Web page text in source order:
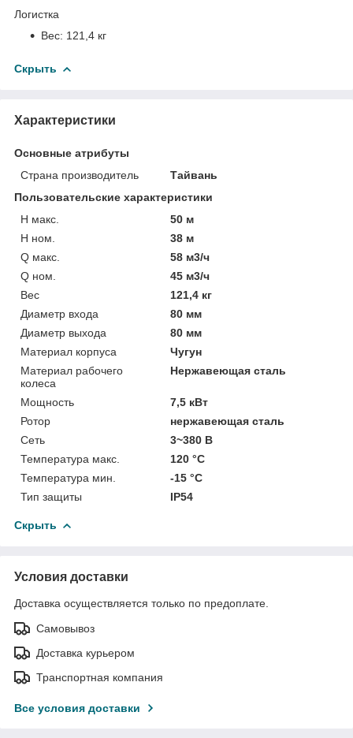
Логистка
Вес: 121,4 кг
Скрыть
Характеристики
Основные атрибуты
Страна производитель
Тайвань
Пользовательские характеристики
H макс.
50 м
H ном.
38 м
Q макс.
58 м3/ч
Q ном.
45 м3/ч
Вес
121,4 кг
Диаметр входа
80 мм
Диаметр выхода
80 мм
Материал корпуса
Чугун
Материал рабочего
колеса
Нержавеющая сталь
Мощность
7,5 кВт
Ротор
нержавеющая сталь
Сеть
3~380 В
Температура макс.
120 °С
Температура мин.
-15 °С
Тип защиты
IP54
Скрыть
Условия доставки
Доставка осуществляется только по предоплате.
Самовывоз
Доставка курьером
Транспортная компания
Все условия доставки